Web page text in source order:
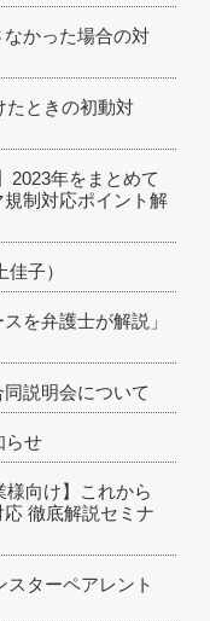
なかった場合の対
たときの初動対
2023年をまとめて
制対応ポイント解
子）
を弁護士が解説」
説明会について
らせ
様向け】これから
徹底解説セミナ
ターペアレント